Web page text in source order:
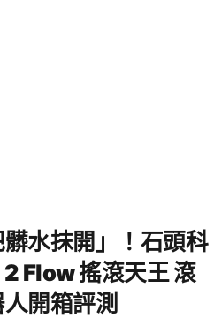
水抹開」！石頭科
Flow 搖滾天王 滾
開箱評測